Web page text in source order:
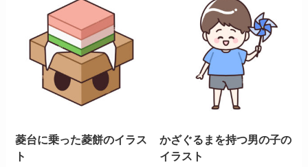
菱台に乗った菱餅のイラス
ト
かざぐるまを持つ男の子の
イラスト